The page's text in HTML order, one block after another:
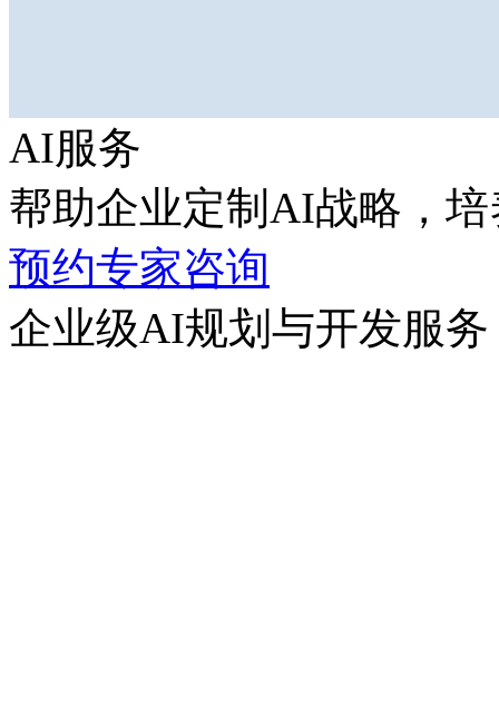
AI服务
帮助企业定制AI战略，
预约专家咨询
企业级AI规划与开发服务